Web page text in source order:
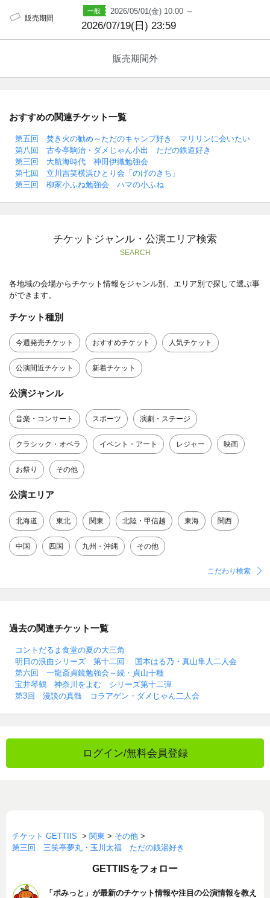
販売期間
2026/05/01(金) 10:00 ～
2026/07/19(日) 23:59
販売期間外
おすすめの関連チケット一覧
第五回 焚き火の勧め～ただのキャンプ好き マリリンに会いたい
第八回 古今亭駒治・ダメじゃん小出 ただの鉄道好き
第三回 大航海時代 神田伊織勉強会
第七回 立川吉笑横浜ひとり会「のげのきち」
第三回 柳家小ふね勉強会 ハマの小ふね
チケットジャンル・公演エリア検索
SEARCH
各地域の会場からチケット情報をジャンル別、エリア別で探して選ぶ事
ができます。
チケット種別
今週発売チケット おすすめチケット 人気チケット
公演間近チケット 新着チケット
公演ジャンル
音楽・コンサート スポーツ 演劇・ステージ
クラシック・オペラ イベント・アート レジャー 映画
お祭り その他
公演エリア
北海道 東北 関東 北陸・甲信越 東海 関西
中国 四国 九州・沖縄 その他
こだわり検索
過去の関連チケット一覧
コントだるま食堂の夏の大三角
明日の浪曲シリーズ 第十二回 国本はる乃・真山隼人二人会
第六回 一龍斎貞鏡勉強会～続・貞山十種
宝井琴鶴 神奈川をよむ シリーズ第十二弾
第3回 漫談の真髄 コラアゲン・ダメじゃん二人会
ログイン/無料会員登録
チケット GETTIIS > 関東 > その他 >
第三回 三笑亭夢丸・玉川太福 ただの銭湯好き
GETTIISをフォロー
「ポみっと」が最新のチケット情報や注目の公演情報を教え